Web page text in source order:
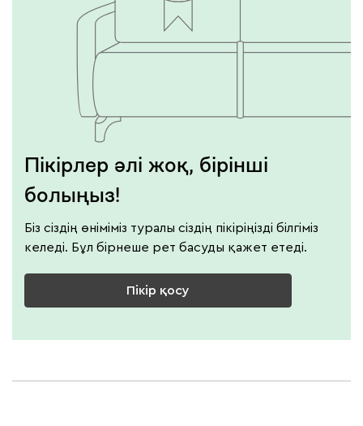
Пікірлер әлі жоқ, бірінші
болыңыз!
Біз сіздің өніміміз туралы сіздің пікіріңізді білгіміз
келеді. Бұл бірнеше рет басуды қажет етеді.
Пікір қосу